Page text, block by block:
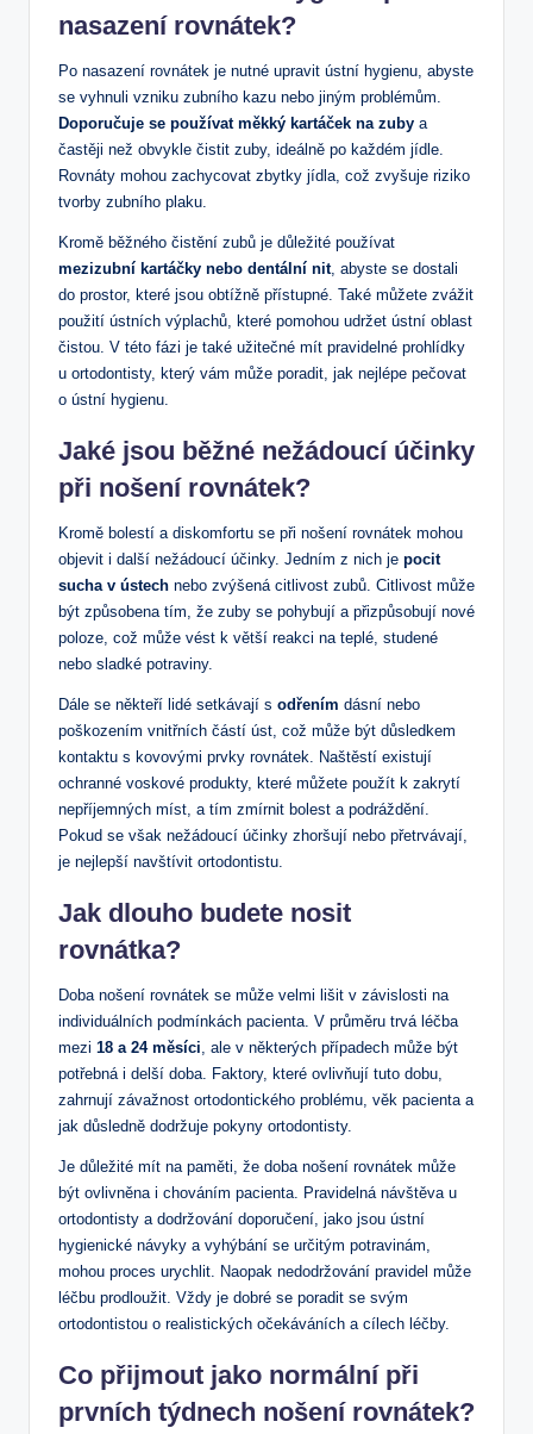
nasazení rovnátek?
Po nasazení rovnátek je nutné upravit ústní hygienu, abyste
se vyhnuli vzniku zubního kazu nebo jiným problémům.
Doporučuje se používat měkký kartáček na zuby a
častěji než obvykle čistit zuby, ideálně po každém jídle.
Rovnáty mohou zachycovat zbytky jídla, což zvyšuje riziko
tvorby zubního plaku.
Kromě běžného čistění zubů je důležité používat
mezizubní kartáčky nebo dentální nit, abyste se dostali
do prostor, které jsou obtížně přístupné. Také můžete zvážit
použití ústních výplachů, které pomohou udržet ústní oblast
čistou. V této fázi je také užitečné mít pravidelné prohlídky
u ortodontisty, který vám může poradit, jak nejlépe pečovat
o ústní hygienu.
Jaké jsou běžné nežádoucí účinky
při nošení rovnátek?
Kromě bolestí a diskomfortu se při nošení rovnátek mohou
objevit i další nežádoucí účinky. Jedním z nich je pocit
sucha v ústech nebo zvýšená citlivost zubů. Citlivost může
být způsobena tím, že zuby se pohybují a přizpůsobují nové
poloze, což může vést k větší reakci na teplé, studené
nebo sladké potraviny.
Dále se někteří lidé setkávají s odřením dásní nebo
poškozením vnitřních částí úst, což může být důsledkem
kontaktu s kovovými prvky rovnátek. Naštěstí existují
ochranné voskové produkty, které můžete použít k zakrytí
nepříjemných míst, a tím zmírnit bolest a podráždění.
Pokud se však nežádoucí účinky zhoršují nebo přetrvávají,
je nejlepší navštívit ortodontistu.
Jak dlouho budete nosit
rovnátka?
Doba nošení rovnátek se může velmi lišit v závislosti na
individuálních podmínkách pacienta. V průměru trvá léčba
mezi 18 a 24 měsíci, ale v některých případech může být
potřebná i delší doba. Faktory, které ovlivňují tuto dobu,
zahrnují závažnost ortodontického problému, věk pacienta a
jak důsledně dodržuje pokyny ortodontisty.
Je důležité mít na paměti, že doba nošení rovnátek může
být ovlivněna i chováním pacienta. Pravidelná návštěva u
ortodontisty a dodržování doporučení, jako jsou ústní
hygienické návyky a vyhýbání se určitým potravinám,
mohou proces urychlit. Naopak nedodržování pravidel může
léčbu prodloužit. Vždy je dobré se poradit se svým
ortodontistou o realistických očekáváních a cílech léčby.
Co přijmout jako normální při
prvních týdnech nošení rovnátek?